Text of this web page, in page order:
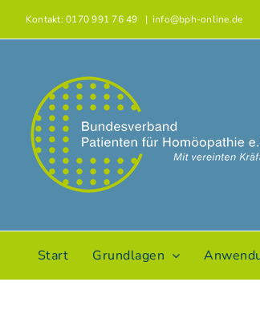
Kontakt: 0170 991 76 49 | info@bph-online.de
Start Grundlagen